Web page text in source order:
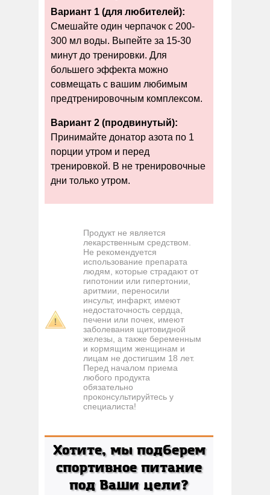
Вариант 1 (для любителей):
Смешайте один черпачок с 200-
300 мл воды. Выпейте за 15-30
минут до тренировки. Для
большего эффекта можно
совмещать с вашим любимым
предтренировочным комплексом.
Вариант 2 (продвинутый):
Принимайте донатор азота по 1
порции утром и перед
тренировкой. В не тренировочные
дни только утром.
Продукт не является
лекарственным средством.
Не рекомендуется
использование препарата
людям, которые страдают от
гипотонии или гипертонии,
аритмии, переносили
инсульт, инфаркт, имеют
недостаточность сердца,
печени или почек, имеют
заболевания щитовидной
железы, а также беременным
и кормящим женщинам и
лицам не достигшим 18 лет.
Перед началом приема
любого продукта
обязательно
проконсультируйтесь у
специалиста!
Хотите, мы подберем
спортивное питание
под Ваши цели?